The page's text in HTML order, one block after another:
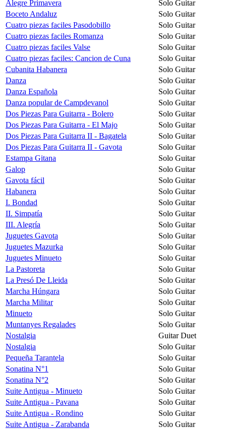
Alegre Primavera
Solo Guitar
Boceto Andaluz
Solo Guitar
Cuatro piezas faciles Pasodobillo
Solo Guitar
Cuatro piezas faciles Romanza
Solo Guitar
Cuatro piezas faciles Valse
Solo Guitar
Cuatro piezas faciles: Cancion de Cuna
Solo Guitar
Cubanita Habanera
Solo Guitar
Danza
Solo Guitar
Danza Española
Solo Guitar
Danza popular de Campdevanol
Solo Guitar
Dos Piezas Para Guitarra - Bolero
Solo Guitar
Dos Piezas Para Guitarra - El Majo
Solo Guitar
Dos Piezas Para Guitarra II - Bagatela
Solo Guitar
Dos Piezas Para Guitarra II - Gavota
Solo Guitar
Estampa Gitana
Solo Guitar
Galop
Solo Guitar
Gavota fácil
Solo Guitar
Habanera
Solo Guitar
I. Bondad
Solo Guitar
II. Simpatía
Solo Guitar
III. Alegría
Solo Guitar
Juguetes Gavota
Solo Guitar
Juguetes Mazurka
Solo Guitar
Juguetes Minueto
Solo Guitar
La Pastoreta
Solo Guitar
La Presó De Lleida
Solo Guitar
Marcha Húngara
Solo Guitar
Marcha Militar
Solo Guitar
Minueto
Solo Guitar
Muntanyes Regalades
Solo Guitar
Nostalgia
Guitar Duet
Nostalgia
Solo Guitar
Pequeña Tarantela
Solo Guitar
Sonatina N°1
Solo Guitar
Sonatina N°2
Solo Guitar
Suite Antigua - Minueto
Solo Guitar
Suite Antigua - Pavana
Solo Guitar
Suite Antigua - Rondino
Solo Guitar
Suite Antigua - Zarabanda
Solo Guitar